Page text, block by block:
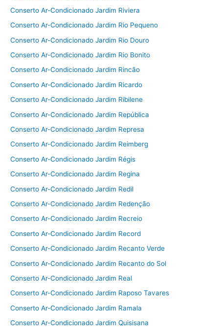
Conserto Ar-Condicionado Jardim Riviera
Conserto Ar-Condicionado Jardim Rio Pequeno
Conserto Ar-Condicionado Jardim Rio Douro
Conserto Ar-Condicionado Jardim Rio Bonito
Conserto Ar-Condicionado Jardim Rincão
Conserto Ar-Condicionado Jardim Ricardo
Conserto Ar-Condicionado Jardim Ribilene
Conserto Ar-Condicionado Jardim República
Conserto Ar-Condicionado Jardim Represa
Conserto Ar-Condicionado Jardim Reimberg
Conserto Ar-Condicionado Jardim Régis
Conserto Ar-Condicionado Jardim Regina
Conserto Ar-Condicionado Jardim Redil
Conserto Ar-Condicionado Jardim Redenção
Conserto Ar-Condicionado Jardim Recreio
Conserto Ar-Condicionado Jardim Record
Conserto Ar-Condicionado Jardim Recanto Verde
Conserto Ar-Condicionado Jardim Recanto do Sol
Conserto Ar-Condicionado Jardim Real
Conserto Ar-Condicionado Jardim Raposo Tavares
Conserto Ar-Condicionado Jardim Ramala
Conserto Ar-Condicionado Jardim Quisisana